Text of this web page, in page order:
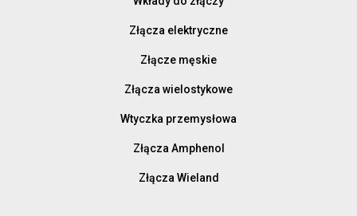
Złącza elektryczne
Złącze męskie
Złącza wielostykowe
Wtyczka przemysłowa
Złącza Amphenol
Złącza Wieland